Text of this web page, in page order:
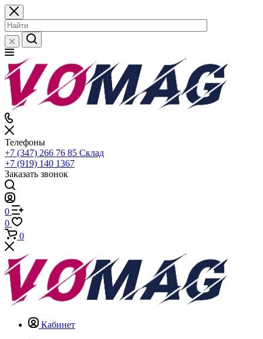
Телефоны
+7 (347) 266 76 85 Склад
+7 (919) 140 1367
Заказать звонок
0
0
0
Кабинет